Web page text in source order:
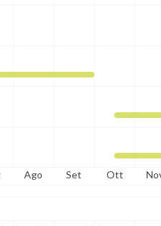
Ago Set Ott